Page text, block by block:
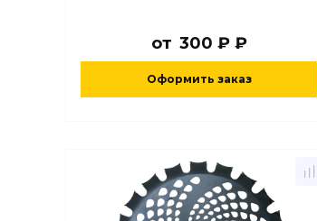
от 300 ₽ ₽
Оформить заказ